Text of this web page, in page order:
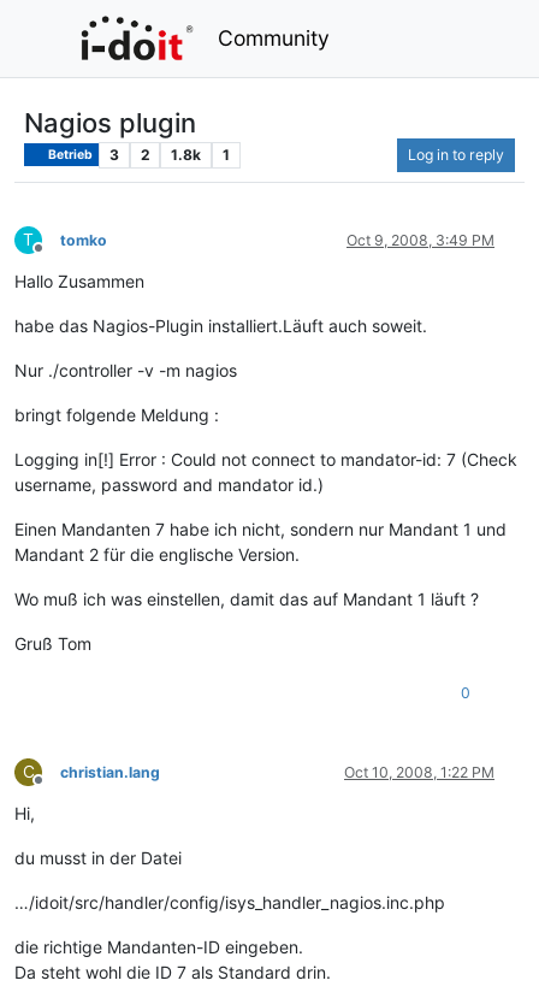
Community
Nagios plugin
Betrieb 3 2 1.8k 1 Log in to reply
T
Offline
tomko Oct 9, 2008, 3:49 PM
Hallo Zusammen
habe das Nagios-Plugin installiert.Läuft auch soweit.
Nur ./controller -v -m nagios
bringt folgende Meldung :
Logging in[!] Error : Could not connect to mandator-id: 7 (Check
username, password and mandator id.)
Einen Mandanten 7 habe ich nicht, sondern nur Mandant 1 und
Mandant 2 für die englische Version.
Wo muß ich was einstellen, damit das auf Mandant 1 läuft ?
Gruß Tom
0
C
Offline
christian.lang Oct 10, 2008, 1:22 PM
Hi,
du musst in der Datei
…/idoit/src/handler/config/isys_handler_nagios.inc.php
die richtige Mandanten-ID eingeben.
Da steht wohl die ID 7 als Standard drin.